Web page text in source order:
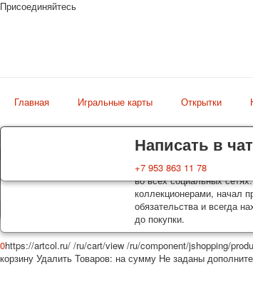
Доставка
Колоды, почтовые
оплаты. Исключение:
осуществляется почтой
момент покупки. По
Гарантия
Вы покупаете колоды
во всех социальных
коллекционерами, начал
обязательства и всегда
до покупки.
Написать в
+7 953 863 11 78
Присоединяйтесь
Главная Игральные карты Открытки
искусство мира
0https://artcol.ru/ /ru/cart/view /ru/component/jshopping/
корзину Удалить Товаров: на сумму Не заданы